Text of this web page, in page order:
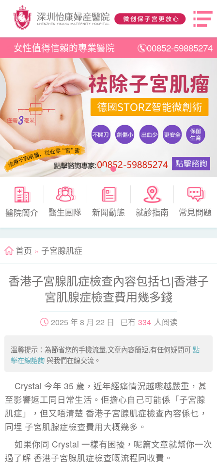
女性值得信賴的專業醫院 00852-59885274
醫院簡介 醫生團隊 新聞動態 就診指南 常見問題
首页 » 子宮腺肌症
香港子宮腺肌症檢查內容包括乜|香港子
宮肌腺症檢查費用幾多錢
2025 年 8 月 22 日 已有 334 人阅读
溫馨提示：為節省您的手機流量,文章內容簡短,有任何疑問可點
擊在線諮詢 與我們在線交流。
Crystal 今年 35 歲，近年經痛情況越嚟越嚴重，甚
至影響返工同日常生活。佢擔心自己可能係「子宮腺
肌症」，但又唔清楚 香港子宮腺肌症檢查內容係乜，
同埋 子宮肌腺症檢查費用大概幾多。
如果你同 Crystal 一樣有困擾，呢篇文章就幫你一次
過了解 香港子宮腺肌症檢查嘅流程同收費。